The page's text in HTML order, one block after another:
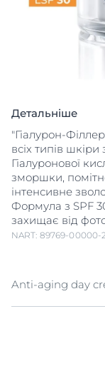
Детальніше
"Гіалурон-
всіх типів
Гіалуронової
зморшки,
інтенсивне
Формула з SPF
захищає від
NART: 89769-00000-
Anti-aging day